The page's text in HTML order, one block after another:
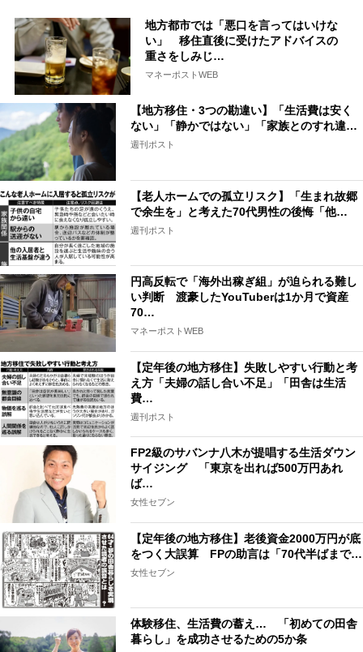
地方都市では「悪口を言ってはいけな
い」 移住直後に受けたアドバイスの
重さをしみじ…
マネーポストWEB
【地方移住・3つの勘違い】「生活費は安く
ない」「静かではない」「家族とのすれ違…
週刊ポスト
【老人ホームでの孤立リスク】「生まれ故郷
で余生を」と考えた70代男性の後悔「他…
週刊ポスト
円高反転で「海外出稼ぎ組」が迫られる難し
い判断 渡豪したYouTuberは1か月で資産
70…
マネーポストWEB
【定年後の地方移住】失敗しやすい行動と考
え方「夫婦の話し合い不足」「田舎は生活
費…
週刊ポスト
FP2級のサバンナ八木が提唱する生活ダウン
サイジング 「東京を出れば500万円あれ
ば…
女性セブン
【定年後の地方移住】老後資金2000万円が底
をつく大誤算 FPの助言は「70代半ばまで…
女性セブン
体験移住、生活費の蓄え… 「初めての田舎
暮らし」を成功させるための5か条